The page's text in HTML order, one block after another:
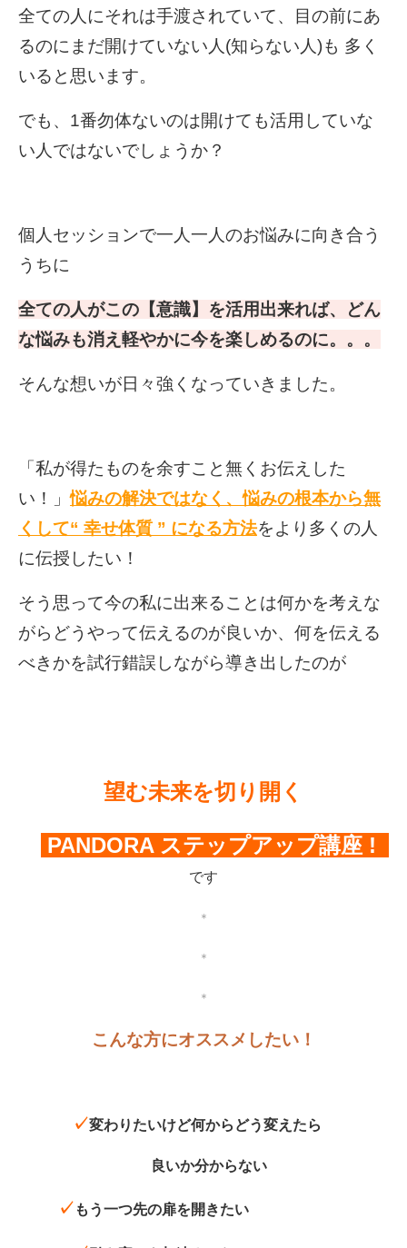
全ての人にそれは手渡されていて、
目の前にあ
るのに まだ開けていない人 (知らない人)も 多く
いると 思います。
でも、 1番勿体ないのは開けても活用していな
い人ではないでしょうか？
個人セッションで一人一人のお悩みに向き合う
うちに
全ての人がこの【意識】を活用出来れば、
どん
な悩みも消え軽やかに今を楽しめるのに。。。
そんな想いが日々強くなっていきました。
「私が得たものを余すこと無くお伝えした
い！」悩みの解決ではなく、悩みの根本から無
くして“ 幸せ体質 ” になる方法をより多くの人
に伝授したい！
そう思って今の私に出来ることは何かを考えな
がら どうやって伝えるのが良いか、 何を伝える
べきかを試行錯誤しながら導き出したのが
望む未来を切り開く
PANDORA ステップアップ講座 !
です
＊
＊
＊
こんな方にオススメしたい！
✓変わりたいけど何からどう変えたら
良いか分からない
✓ もう一つ先の扉を開きたい